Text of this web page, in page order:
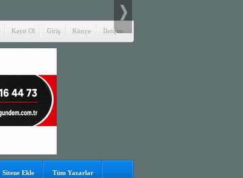
Kayıt Ol Giriş Künye İletişim
Sitene Ekle Tüm Yazarlar